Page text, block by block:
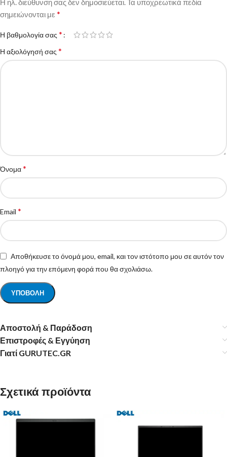
Η ηλ. διεύθυνση σας δεν δημοσιεύεται. Τα υποχρεωτικά πεδία
σημειώνονται με *
Η βαθμολογία σας *
Η αξιολόγησή σας *
Όνομα*
Email *
Αποθήκευσε το όνομά μου, email, και τον ιστότοπο μου σε αυτόν τον
πλοηγό για την επόμενη φορά που θα σχολιάσω.
Αποστολή & Παράδοση
Επιστροφές & Εγγύηση
Γιατί GURUTEC.GR
Σχετικά προϊόντα